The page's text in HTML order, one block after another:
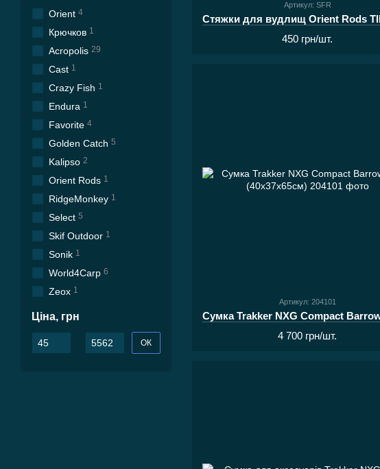
Артикул: SFR
450 грн/шт.
Артикул: 204101
4 700 грн/шт.
Orient 4
Крючков 1
Acropolis 29
Cast 1
Crazy Fish 1
Endura 1
Favorite 4
Golden Catch 5
Kalipso 2
Orient Rods 1
RidgeMonkey 1
Select 5
Skif Outdoor 1
Sonik 1
World4Carp 6
Zeox 1
Ціна, грн
Від Ціна, грн
До Ціна, грн ОК